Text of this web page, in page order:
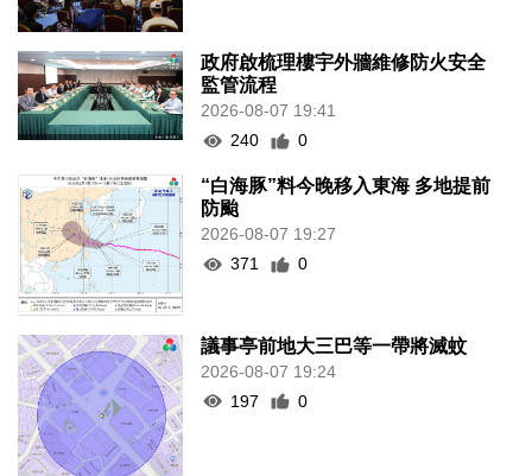
政府啟梳理樓宇外牆維修防火安全
監管流程
2026-08-07 19:41
240
0
“白海豚”料今晚移入東海 多地提前
防颱
2026-08-07 19:27
371
0
議事亭前地大三巴等一帶將滅蚊
2026-08-07 19:24
197
0